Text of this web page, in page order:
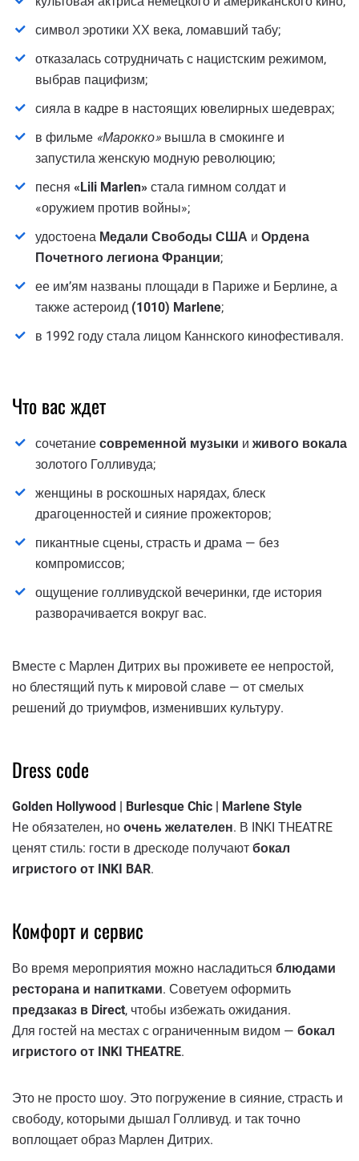
символ эротики ХХ века, ломавший табу;
отказалась сотрудничать с нацистским режимом,
выбрав пацифизм;
сияла в кадре в настоящих ювелирных шедеврах;
в фильме «Марокко» вышла в смокинге и
запустила женскую модную революцию;
песня «Lili Marlen» стала гимном солдат и
«оружием против войны»;
удостоена Медали Свободы США и Ордена
Почетного легиона Франции;
ее им’ям названы площади в Париже и Берлине, а
также астероид (1010) Marlene;
в 1992 году стала лицом Каннского кинофестиваля.
Что вас ждет
сочетание современной музыки и живого вокала
золотого Голливуда;
женщины в роскошных нарядах, блеск
драгоценностей и сияние прожекторов;
пикантные сцены, страсть и драма — без
компромиссов;
ощущение голливудской вечеринки, где история
разворачивается вокруг вас.
Вместе с Марлен Дитрих вы проживете ее непростой,
но блестящий путь к мировой славе — от смелых
решений до триумфов, изменивших культуру.
Dress code
Golden Hollywood | Burlesque Chic | Marlene Style
Не обязателен, но очень желателен. В INKI THEATRE
ценят стиль: гости в дрескоде получают бокал
игристого от INKI BAR.
Комфорт и сервис
Во время мероприятия можно насладиться блюдами
ресторана и напитками. Советуем оформить
предзаказ в Direct, чтобы избежать ожидания.
Для гостей на местах с ограниченным видом — бокал
игристого от INKI THEATRE.
Это не просто шоу. Это погружение в сияние, страсть и
свободу, которыми дышал Голливуд. и так точно
воплощает образ Марлен Дитрих.